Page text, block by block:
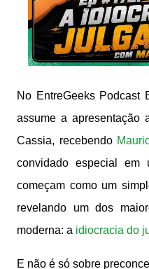
No EntreGeeks Podcast
assume a apresentação
Cassia, recebendo
convidado especial em
começam como um
revelando um dos
moderna: a idiocracia do
E não é só sobre